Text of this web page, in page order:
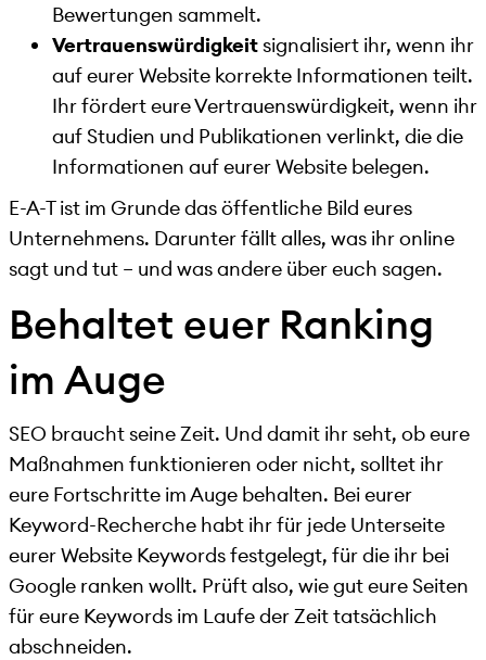
Bewertungen sammelt.
Vertrauenswürdigkeitsignalisiert ihr, wenn ihr
auf eurer Website korrekte Informationen teilt.
Ihr fördert eure Vertrauenswürdigkeit, wenn ihr
auf Studien und Publikationen verlinkt, die die
Informationen auf eurer Website belegen.
E-A-T ist im Grunde das öffentliche Bild eures
Unternehmens. Darunter fällt alles, was ihr online
sagt und tut – und was andere über euch sagen.
Behaltet euer Ranking
im Auge
SEO braucht seine Zeit. Und damit ihr seht, ob eure
Maßnahmen funktionieren oder nicht, solltet ihr
eure Fortschritte im Auge behalten. Bei eurer
Keyword-Recherche habt ihr für jede Unterseite
eurer Website Keywords festgelegt, für die ihr bei
Google ranken wollt. Prüft also, wie gut eure Seiten
für eure Keywords im Laufe der Zeit tatsächlich
abschneiden.